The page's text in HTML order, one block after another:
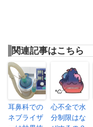
関連記事はこちら
耳鼻科での
ネブライザ
心不全で水
分制限はな